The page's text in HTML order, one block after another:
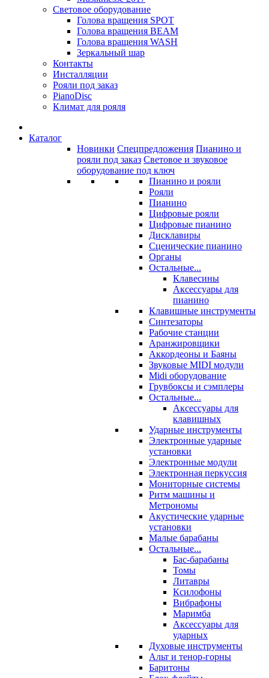
Световое оборудование
Голова вращения SPOT
Голова вращения BEAM
Голова вращения WASH
Зеркальный шар
Контакты
Инсталляции
Рояли под заказ
PianoDisc
Климат для рояля
Каталог
Новинки Спецпредложения Пианино и
рояли под заказ Световое и звуковое
оборудование под ключ
Пианино и рояли
Рояли
Пианино
Цифровые рояли
Цифровые пианино
Дисклавиры
Сценические пианино
Органы
Остальные...
Клавесины
Аксессуары для
пианино
Клавишные инструменты
Синтезаторы
Рабочие станции
Аранжировщики
Аккордеоны и Баяны
Звуковые MIDI модули
Midi оборудование
Грувбоксы и сэмплеры
Остальные...
Аксессуары для
клавишных
Ударные инструменты
Электронные ударные
установки
Электронные модули
Электронная перкуссия
Мониторные системы
Ритм машины и
Метрономы
Акустические ударные
установки
Малые барабаны
Остальные...
Бас-барабаны
Томы
Литавры
Ксилофоны
Вибрафоны
Маримба
Аксессуары для
ударных
Духовые инструменты
Альт и тенор-горны
Баритоны